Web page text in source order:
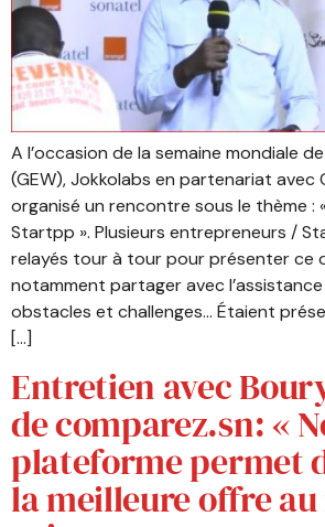
A l’occasion de la semaine mondiale
(GEW), Jokkolabs en partenariat avec
organisé un rencontre sous le thème :
Startpp ». Plusieurs entrepreneurs /
relayés tour à tour pour présenter ce
notamment partager avec
obstacles et challenges… Étaient
[…]
Entretien avec
de comparez.sn: «
plateforme permet
la meilleure offre